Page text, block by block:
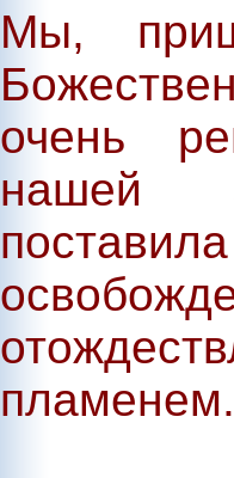
Мы,
очень
нашей
пламенем.